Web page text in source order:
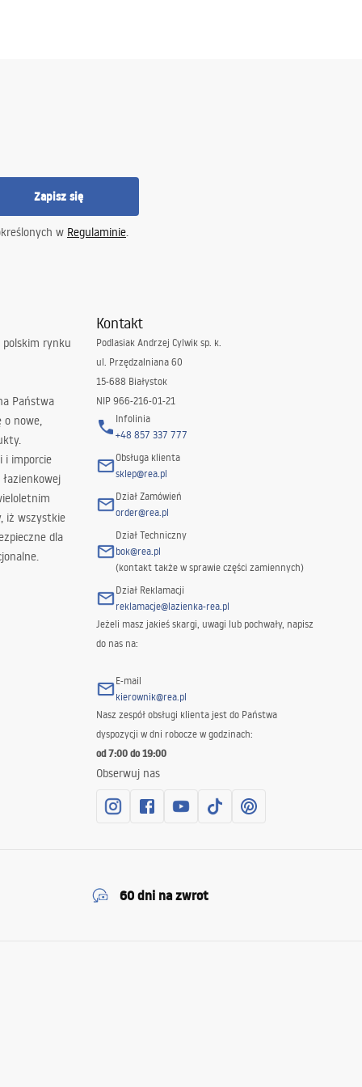
Zapisz się
w Regulaminie.
polskim rynku
Państwa
o nowe,
i imporcie
iż wszystkie
dla
Kontakt
Podlasiak Andrzej Cylwik sp. k.
ul. Przędzalniana 60
15-688 Białystok
NIP 966-216-01-21
Infolinia
+48 857 337 777
Obsługa klienta
sklep@rea.pl
Dział Zamówień
order@rea.pl
Dział Techniczny
bok@rea.pl
(kontakt także w sprawie części zamiennych)
Dział Reklamacji
reklamacje@lazienka-rea.pl
Jeżeli masz jakieś skargi, uwagi lub pochwały, napisz
do nas na:
E-mail
kierownik@rea.pl
Nasz zespół obsługi klienta jest do Państwa
dyspozycji w dni robocze w godzinach:
od 7:00 do 19:00
Obserwuj nas
60 dni na zwrot